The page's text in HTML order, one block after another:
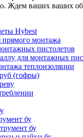
Ждем ваших ваших
Hybest
прямого монтажа
пистолетов
для монтажных
теплоизоляции
(гофры)
бу
бу